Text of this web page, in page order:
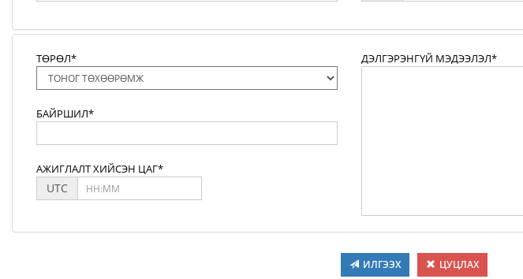
ТӨРӨЛ*
БАЙРШИЛ*
АЖИГЛАЛТ ХИЙСЭН ЦАГ*
UTC
ДЭЛГЭРЭНГҮЙ МЭДЭЭЛЭЛ*
ИЛГЭЭХ ЦУЦЛАХ